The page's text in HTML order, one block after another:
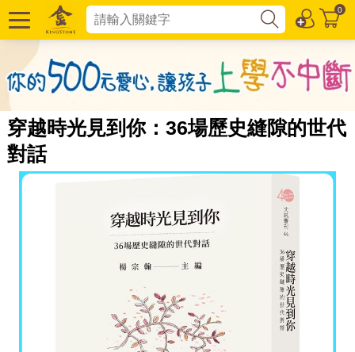
0
穿越時光見到你：36場歷史縫隙的世代
對話